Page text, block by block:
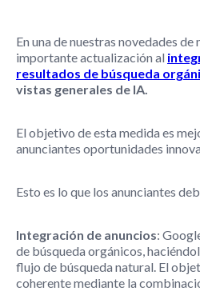
En una de nuestras novedades
importante actualización al
resultados de búsqueda
vistas generales de IA.
El objetivo de esta medida es
anunciantes oportunidades
Esto es lo que los anunciantes
Integración de anuncios:
de búsqueda orgánicos,
flujo de búsqueda natural. El
coherente mediante la